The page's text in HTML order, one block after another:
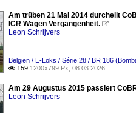
Am trüben 21 Mai 2014 durcheilt
ICR Wagen Vergangenheit. 
Leon Schrijvers
Belgien / E-Loks / Série 28 / BR 186
 159 1200x799 Px, 08.03.2026
Am 29 Augustus 2015 passiert
Leon Schrijvers